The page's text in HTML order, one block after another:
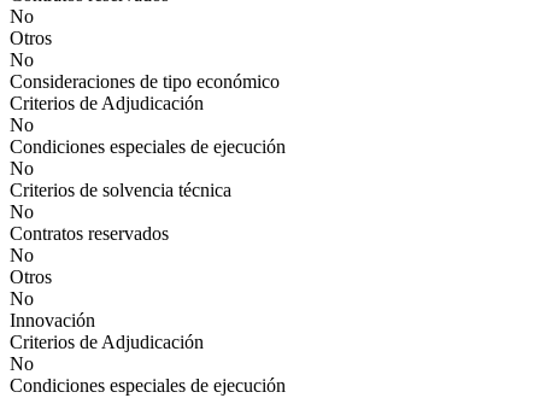
No
Otros
No
Consideraciones de tipo económico
Criterios de Adjudicación
No
Condiciones especiales de ejecución
No
Criterios de solvencia técnica
No
Contratos reservados
No
Otros
No
Innovación
Criterios de Adjudicación
No
Condiciones especiales de ejecución